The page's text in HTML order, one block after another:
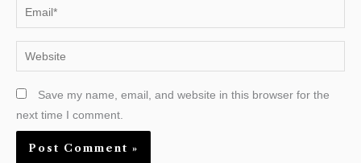
Email*
Website
Save my name, email, and website in this browser for the
next time I comment.